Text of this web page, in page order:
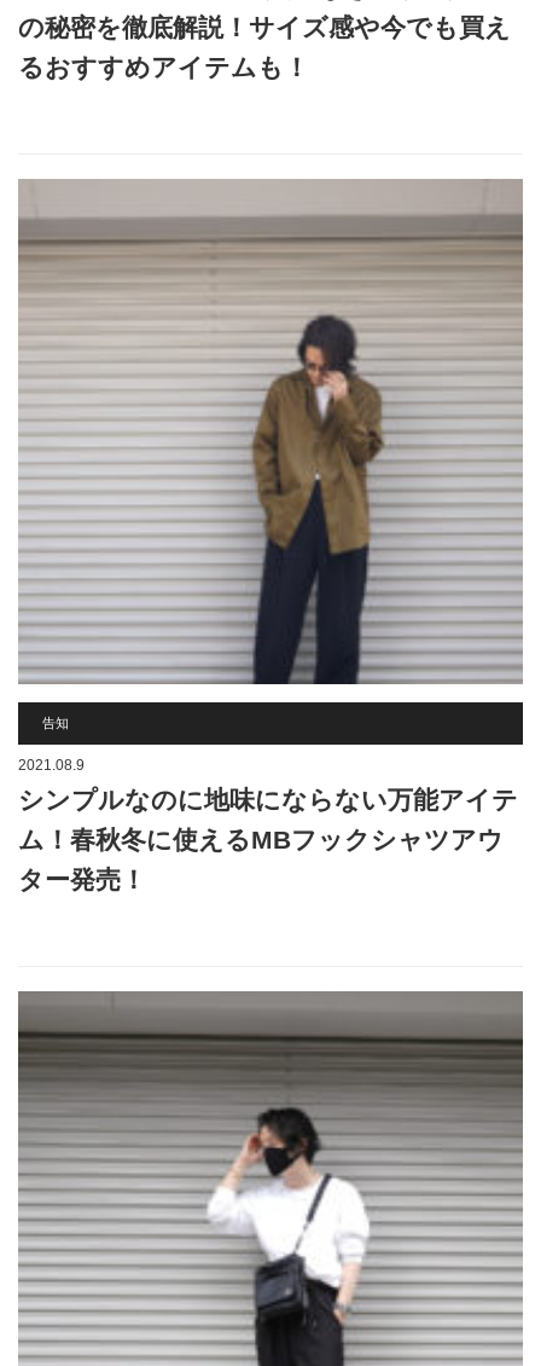
の秘密を徹底解説！サイズ感や今でも買え
るおすすめアイテムも！
告知
2021.08.9
シンプルなのに地味にならない万能アイテ
ム！春秋冬に使えるMBフックシャツアウ
ター発売！